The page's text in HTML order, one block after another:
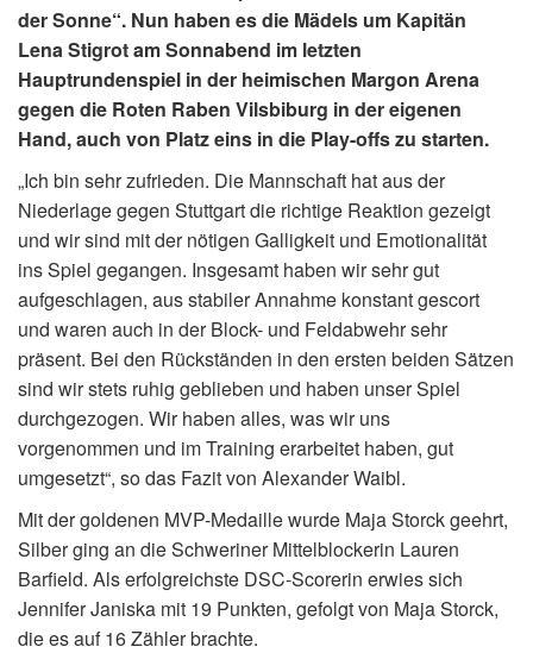
der Sonne“. Nun haben es die Mädels um Kapitän
Lena Stigrot am Sonnabend im letzten
Hauptrundenspiel in der heimischen Margon Arena
gegen die Roten Raben Vilsbiburg in der eigenen
Hand, auch von Platz eins in die Play-offs zu starten.
„Ich bin sehr zufrieden. Die Mannschaft hat aus der
Niederlage gegen Stuttgart die richtige Reaktion gezeigt
und wir sind mit der nötigen Galligkeit und Emotionalität
ins Spiel gegangen. Insgesamt haben wir sehr gut
aufgeschlagen, aus stabiler Annahme konstant gescort
und waren auch in der Block- und Feldabwehr sehr
präsent. Bei den Rückständen in den ersten beiden Sätzen
sind wir stets ruhig geblieben und haben unser Spiel
durchgezogen. Wir haben alles, was wir uns
vorgenommen und im Training erarbeitet haben, gut
umgesetzt“, so das Fazit von Alexander Waibl.
Mit der goldenen MVP-Medaille wurde Maja Storck geehrt,
Silber ging an die Schweriner Mittelblockerin Lauren
Barfield. Als erfolgreichste DSC-Scorerin erwies sich
Jennifer Janiska mit 19 Punkten, gefolgt von Maja Storck,
die es auf 16 Zähler brachte.